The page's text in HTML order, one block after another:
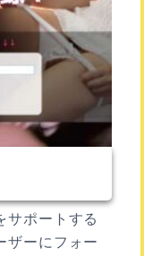
サポートする
ザーにフォー